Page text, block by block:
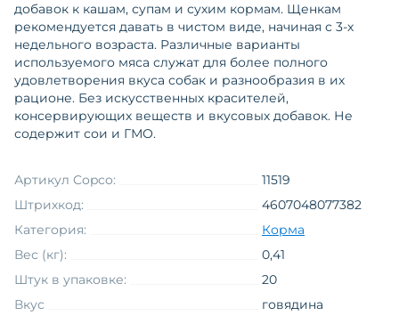
добавок к кашам, супам и сухим кормам. Щенкам
рекомендуется давать в чистом виде, начиная с 3-х
недельного возраста. Различные варианты
используемого мяса служат для более полного
удовлетворения вкуса собак и разнообразия в их
рационе. Без искусственных красителей,
консервирующих веществ и вкусовых добавок. Не
содержит сои и ГМО.
Артикул Copco:
11519
Штрихкод:
4607048077382
Категория:
Корма
Вес (кг):
0,41
Штук в упаковке:
20
Вкус
говядина